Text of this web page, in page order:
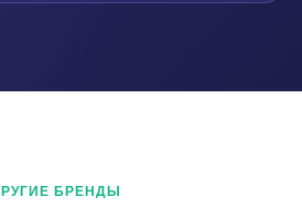
БРЕНДЫ